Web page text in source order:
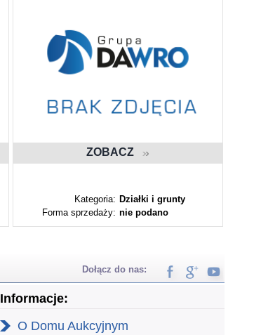
ZOBACZ
Kategoria: Działki i grunty
Forma sprzedaży: nie podano
Dołącz do nas:
Informacje:
O Domu Aukcyjnym